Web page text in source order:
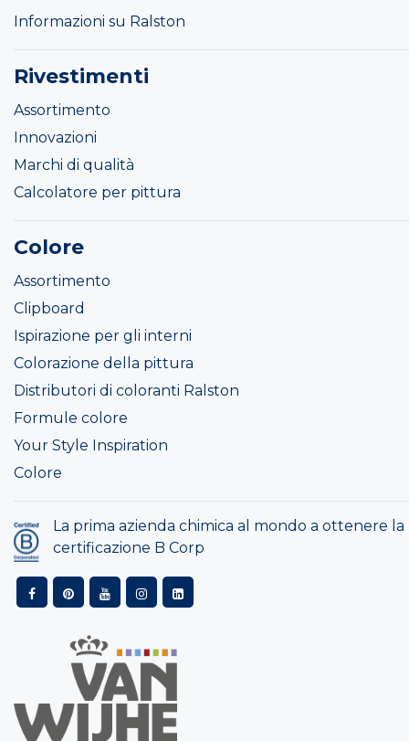
Informazioni su Ralston
Rivestimenti
Assortimento
Innovazioni
Marchi di qualità
Calcolatore per pittura
Colore
Assortimento
Clipboard
Ispirazione per gli interni
Colorazione della pittura
Distributori di coloranti Ralston
Formule colore
Your Style Inspiration
Colore
La prima azienda chimica al mondo a ottenere la
certificazione B Corp